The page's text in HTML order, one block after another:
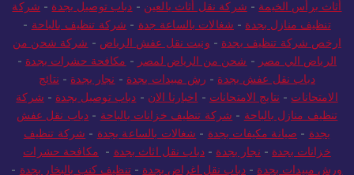
بجدة-شركة نقل أثاث بأبوظبي-شركة نقل اثاث بدبي -شركة نقل
أثاث برأس الخيمة-شركة نقل أثاث بالعين-دباب توصيل بجدة-شركة
تنظيف منازل بجدة -شغالات بالساعة جدة - شركة تنظيف بالباحة -
ارخص شركة تنظيف بجدة -ونيت نقل عفش الرياض- شركة شحن من
الرياض الي مصر- شحن من الرياض لمصر- مكافحة حشرات بجدة
دباب نقل عفش بجدة- رش مبيدات بجدة- نجار بجدة-نتائج
الامتحانات- نتايج الامتحانات-اخبارنا الان-دباب توصيل بجدة-
شركة
تنظيف منازل بالباحة- شركة تنظيف خزانات بالباحة- دباب نقل عفش
بجدة- صيانة مكيفات بجدة -شغالات بالساعة بجدة-شركة تنظيف
خزانات بجدة-نجار بجدة- دباب نقل اثاث بجدة- مكافحة حشرات